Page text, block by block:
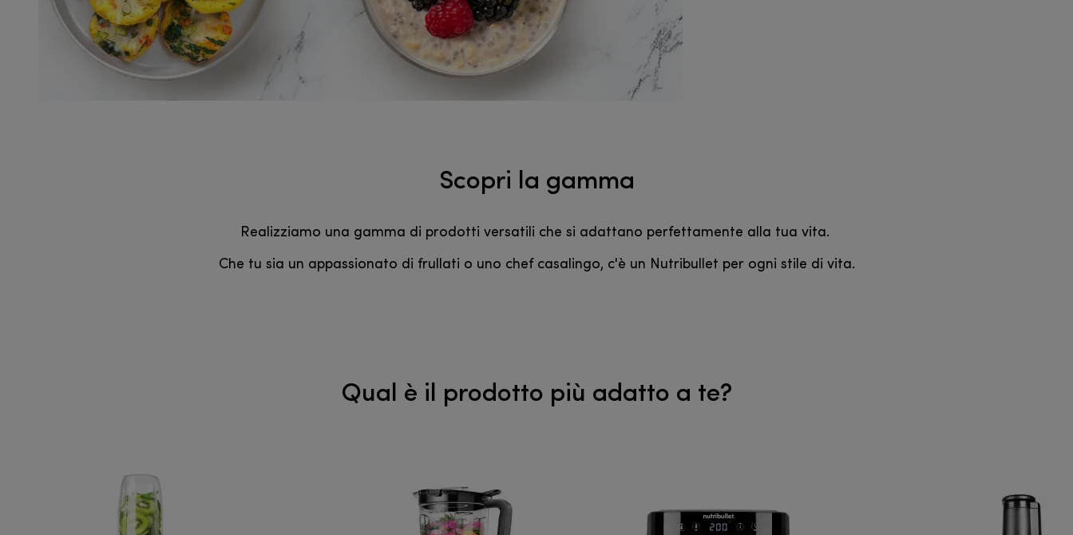
Scopri la gamma
Realizziamo una gamma di prodotti versatili che si adattano perfettamente alla tua vita.
Che tu sia un appassionato di frullati o uno chef casalingo, c'è un Nutribullet per ogni stile di vita.
Qual è il prodotto più adatto a te?